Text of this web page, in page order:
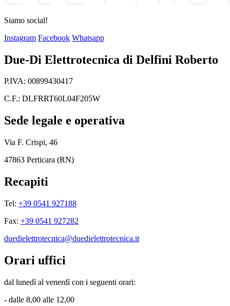
Siamo social!
Instagram Facebook Whatsapp
Due-Di Elettrotecnica di Delfini Roberto
P.IVA: 00899430417
C.F.: DLFRRT60L04F205W
Sede legale e operativa
Via F. Crispi, 46
47863 Perticara (RN)
Recapiti
Tel: +39 0541 927188
Fax: +39 0541 927282
duedielettrotecnica@duedielettrotecnica.it
Orari uffici
dal lunedì al venerdì con i seguenti orari:
- dalle 8,00 alle 12,00